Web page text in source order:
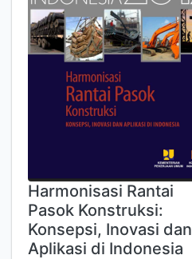
Harmonisasi Rantai
Pasok Konstruksi:
Konsepsi, Inovasi dan
Aplikasi di Indonesia